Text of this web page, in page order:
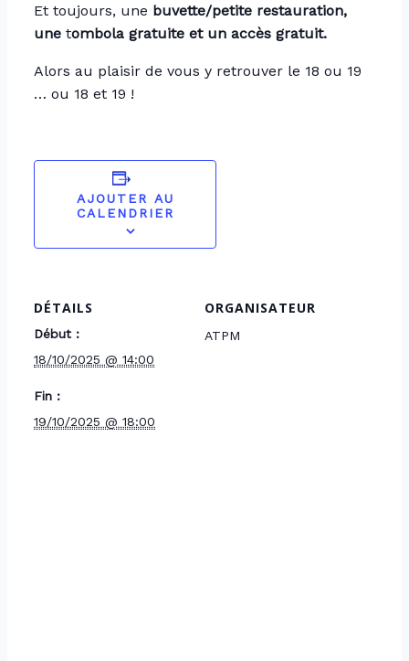
Et toujours, une buvette/petite restauration,
une tombola gratuite et unaccès gratuit.
Alors au plaisir de vous y retrouver le 18 ou 19
… ou 18 et 19 !
AJOUTER AU
CALENDRIER
DÉTAILS
Début :
18/10/2025 @ 14:00
Fin :
19/10/2025 @ 18:00
ORGANISATEUR
ATPM